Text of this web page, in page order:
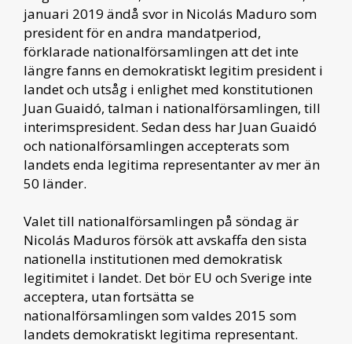
januari 2019 ändå svor in Nicolás Maduro som
president för en andra mandatperiod,
förklarade nationalförsamlingen att det inte
längre fanns en demokratiskt legitim president i
landet och utsåg i enlighet med konstitutionen
Juan Guaidó, talman i nationalförsamlingen, till
interimspresident. Sedan dess har Juan Guaidó
och nationalförsamlingen accepterats som
landets enda legitima representanter av mer än
50 länder.
Valet till nationalförsamlingen på söndag är
Nicolás Maduros försök att avskaffa den sista
nationella institutionen med demokratisk
legitimitet i landet. Det bör EU och Sverige inte
acceptera, utan fortsätta se
nationalförsamlingen som valdes 2015 som
landets demokratiskt legitima representant.